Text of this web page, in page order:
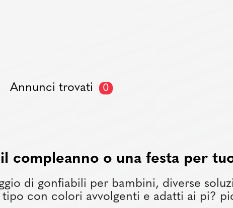
Annunci trovati 0
compleanno o una festa per
di gonfiabili per bambini, diverse
con colori avvolgenti e adatti ai pi?